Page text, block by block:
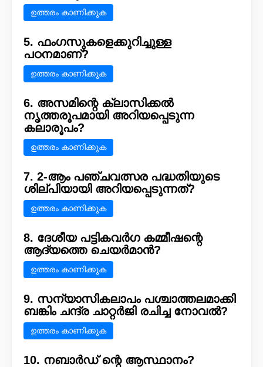
ഉത്തരം കാണിക്കുക
5. ഫംഗസുകളെക്കുറിച്ചുള്ള
പഠനമാണ്?
ഉത്തരം കാണിക്കുക
6. അസമിന്റെ ക്ലാസിക്കൽ
നൃത്തരൂപമായി അറിയപ്പെടുന്ന
കലാരൂപം?
ഉത്തരം കാണിക്കുക
7. 2-ആം പഞ്ചവത്സര പദ്ധതിയുടെ
ശില്പിയായി അറിയപ്പെടുന്നത്?
ഉത്തരം കാണിക്കുക
8. ദേശീയ പട്ടികവർഗ കമ്മീഷന്റെ
ആദ്യത്തെ ചെയർമാൻ?
ഉത്തരം കാണിക്കുക
9. സന്യാസികലാപം പശ്ചാത്തലമാക്കി
ബങ്കിം ചന്ദ്ര ചാറ്റർജി രചിച്ച നോവൽ?
ഉത്തരം കാണിക്കുക
10. നബാർഡ് ന്റെ ആസ്ഥാനം?